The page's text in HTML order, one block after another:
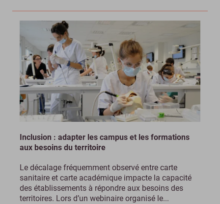
Inclusion : adapter les campus et les formations
aux besoins du territoire
Le décalage fréquemment observé entre carte
sanitaire et carte académique impacte la capacité
des établissements à répondre aux besoins des
territoires. Lors d’un webinaire organisé le...